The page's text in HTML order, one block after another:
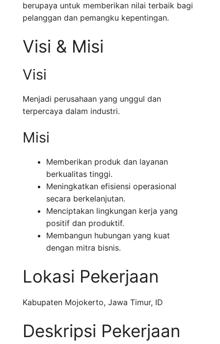
berupaya untuk memberikan nilai terbaik bagi
pelanggan dan pemangku kepentingan.
Visi & Misi
Visi
Menjadi perusahaan yang unggul dan
terpercaya dalam industri.
Misi
Memberikan produk dan layanan
berkualitas tinggi.
Meningkatkan efisiensi operasional
secara berkelanjutan.
Menciptakan lingkungan kerja yang
positif dan produktif.
Membangun hubungan yang kuat
dengan mitra bisnis.
Lokasi Pekerjaan
Kabupaten Mojokerto, Jawa Timur, ID
Deskripsi Pekerjaan